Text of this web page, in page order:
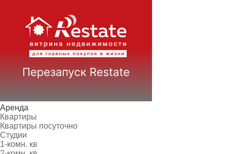
Аренда
Квартиры
Квартиры посуточно
Студии
1-комн. кв